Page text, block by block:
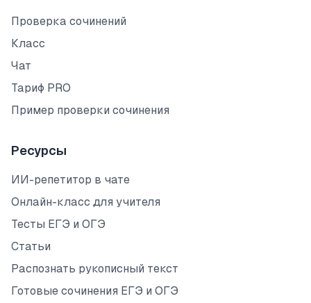
Проверка сочинений
Класс
Чат
Тариф PRO
Пример проверки сочинения
Ресурсы
ИИ-репетитор в чате
Онлайн-класс для учителя
Тесты ЕГЭ и ОГЭ
Статьи
Распознать рукописный текст
Готовые сочинения ЕГЭ и ОГЭ